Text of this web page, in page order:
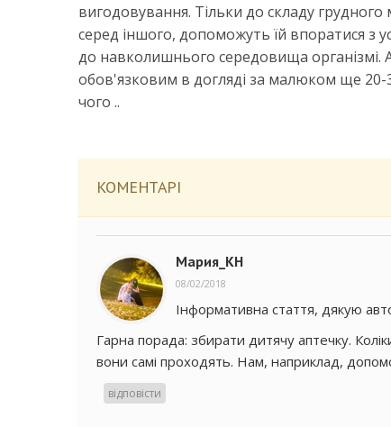
вигодовування. Тільки до складу
серед іншого, допоможуть їй впоратися з
до навколишнього середовища організмі.
обов'язковим в догляді за малюком ще 20-
чого ..
КОМЕНТАРІ
Mapия_KH
08/02/2018
Інформативна стаття, дякую
Гарна порада: збирати дитячу аптечку.
вони самі проходять. Нам, наприклад,
відповісти